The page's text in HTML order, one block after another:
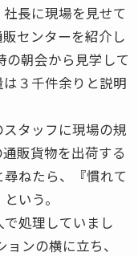
長に現場を見せて
センターを紹介し
朝会から見学して
３千件余りと説明
タッフに現場の規
販貨物を出荷する
ねたら、『慣れて
いう。
処理していまし
ンの横に立ち、